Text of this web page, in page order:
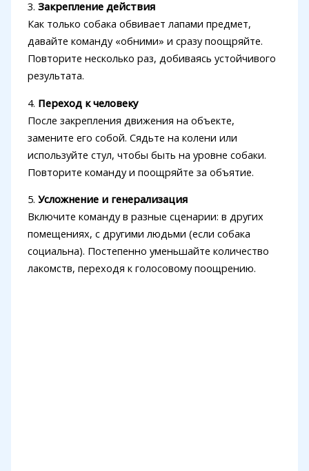
3. Закрепление действия
Как только собака обвивает лапами предмет,
давайте команду «обними» и сразу поощряйте.
Повторите несколько раз, добиваясь устойчивого
результата.
4. Переход к человеку
После закрепления движения на объекте,
замените его собой. Сядьте на колени или
используйте стул, чтобы быть на уровне собаки.
Повторите команду и поощряйте за объятие.
5. Усложнение и генерализация
Включите команду в разные сценарии: в других
помещениях, с другими людьми (если собака
социальна). Постепенно уменьшайте количество
лакомств, переходя к голосовому поощрению.